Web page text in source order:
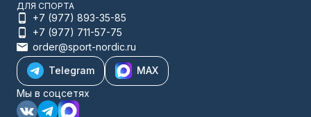
ДЛЯ СПОРТА
+7 (977) 893-35-85
+7 (977) 711-57-75
order@sport-nordic.ru
Telegram
MAX
Мы в соцсетях